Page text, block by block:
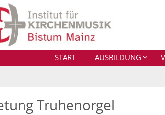
START AUSBILDUNG
Truhenorgel